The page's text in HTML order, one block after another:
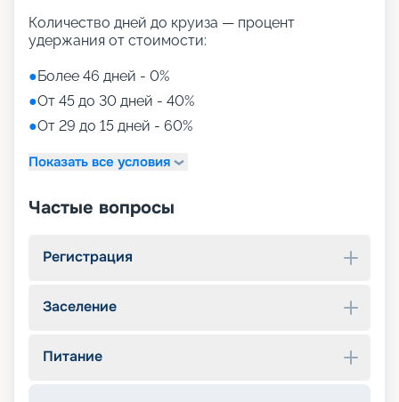
Количество дней до круиза — процент
удержания от стоимости:
●Более 46 дней - 0%
●От 45 до 30 дней - 40%
●От 29 до 15 дней - 60%
Показать все условия
Частые вопросы
Регистрация
Заселение
Питание